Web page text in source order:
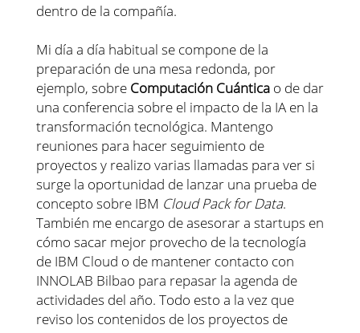
dentro de la compañía.
Mi día a día habitual se compone de la
preparación de una mesa redonda, por
ejemplo, sobre Computación Cuánticao de dar
una conferencia sobre el impacto de la IA en la
transformación tecnológica. Mantengo
reuniones para hacer seguimiento de
proyectos y realizo varias llamadas para ver si
surge la oportunidad de lanzar una prueba de
concepto sobre IBM Cloud Pack for Data.
También me encargo de asesorar a startups en
cómo sacar mejor provecho de la tecnología
de IBM Cloud o de mantener contacto con
INNOLAB Bilbao para repasar la agenda de
actividades del año. Todo esto a la vez que
reviso los contenidos de los proyectos de